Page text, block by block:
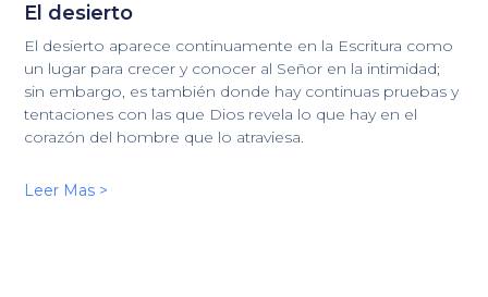
El desierto
El desierto aparece continuamente en la Escritura como
un lugar para crecer y conocer al Señor en la intimidad;
sin embargo, es también donde hay continuas pruebas y
tentaciones con las que Dios revela lo que hay en el
corazón del hombre que lo atraviesa.
Leer Mas >